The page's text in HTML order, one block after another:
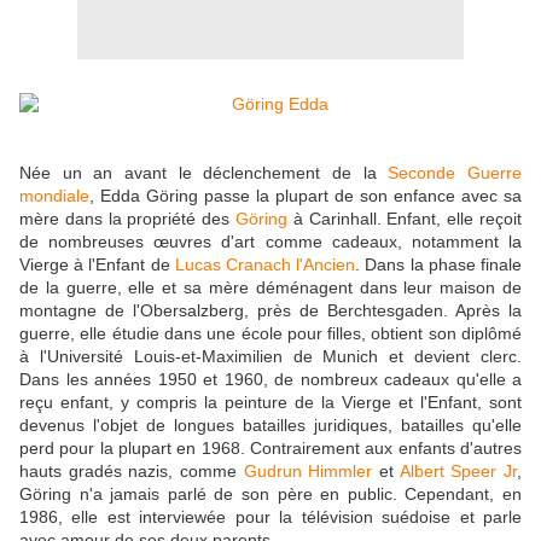
Née un an avant le déclenchement de laSeconde Guerre
mondiale , Edda Göring passe la plupart de son enfance avec sa
mère dans la propriété des Göring à Carinhall. Enfant, elle reçoit
de nombreuses œuvres d'art comme cadeaux, notamment la
Vierge à l'Enfant de Lucas Cranach l'Ancien . Dans la phase finale
de la guerre, elle et sa mère déménagent dans leur maison de
montagne de l'Obersalzberg, près de Berchtesgaden. Après la
guerre, elle étudie dans une école pour filles, obtient son diplômé
à l'Université Louis-et-Maximilien de Munich et devient clerc.
Dans les années 1950 et 1960, de nombreux cadeaux qu'elle a
reçu enfant, y compris la peinture de la Vierge et l'Enfant, sont
devenus l'objet de longues batailles juridiques, batailles qu'elle
perd pour la plupart en 1968. Contrairement aux enfants d'autres
hauts gradés nazis, comme Gudrun Himmler et Albert Speer Jr,
Göring n'a jamais parlé de son père en public. Cependant, en
1986, elle est interviewée pour la télévision suédoise et parle